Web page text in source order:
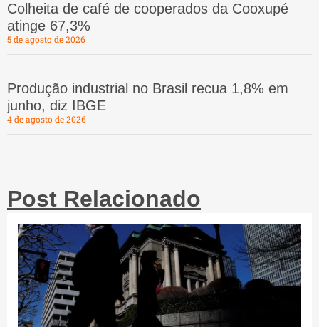
Colheita de café de cooperados da Cooxupé
atinge 67,3%
5 de agosto de 2026
Produção industrial no Brasil recua 1,8% em
junho, diz IBGE
4 de agosto de 2026
Post Relacionado